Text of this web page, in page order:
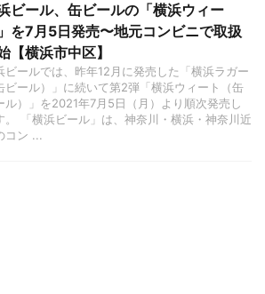
ビール、缶ビールの「横浜ウィー
を7月5日発売〜地元コンビニで取扱
【横浜市中区】
ビールでは、昨年12月に発売した「横浜ラガー
ビール）」に続いて第2弾「横浜ウィート（缶
ル）」を2021年7月5日（月）より順次発売し
。 「横浜ビール」は、神奈川・横浜・神奈川近
コン ...